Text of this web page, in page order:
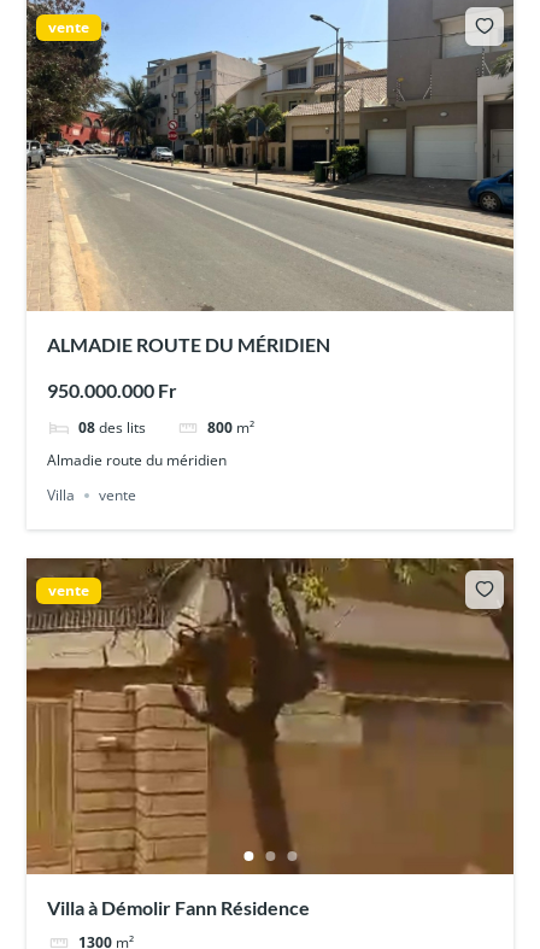
vente
ALMADIE ROUTE DU MÉRIDIEN
950.000.000 Fr
08 des lits 800 m²
Almadie route du méridien
Villa
vente
vente
Villa à Démolir Fann Résidence
1300 m²